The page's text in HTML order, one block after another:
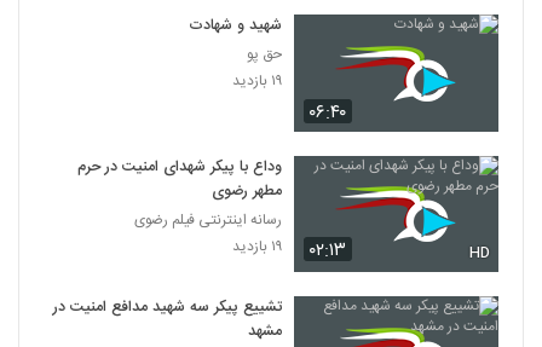
۰۶:۴۰
شهید و شهادت
حق پو
۱۹ بازدید
۰۲:۱۳ HD
وداع با پیکر شهدای امنیت در حرم
مطهر رضوی
رسانه اینترنتی فیلم رضوی
۱۹ بازدید
تشییع پیکر سه شهید مدافع امنیت در
مشهد